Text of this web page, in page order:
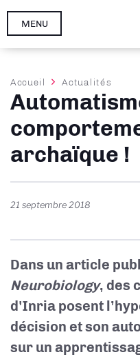
Aller
MENU
Fil
d'Ariane
Accueil Actualités
archaïque !
21 septembre 2018
Dans un article
Neurobiology, des
d'Inria posent
décision et son
sur un